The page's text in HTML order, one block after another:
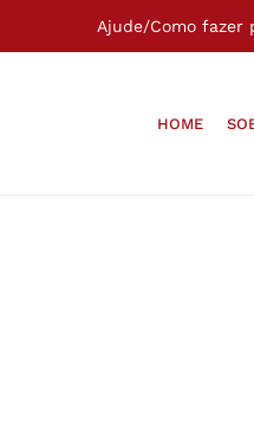
Ajude/Como fazer
HOME